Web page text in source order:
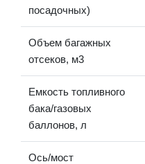
посадочных)
Объем багажных
отсеков, м3
Емкость топливного
бака/газовых
баллонов, л
Ось/мост